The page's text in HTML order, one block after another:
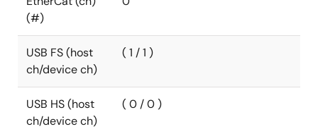
(#)
USB FS (host
ch/device ch)
( 1 / 1 )
USB HS (host
ch/device ch)
( 0 / 0 )